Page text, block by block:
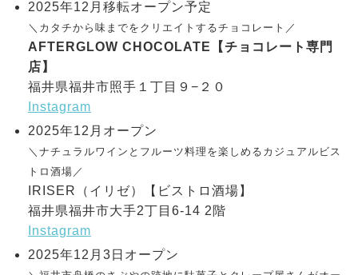
2025年12月移転オープン予定
＼カタチから味までをクリエイトするチョコレート／
AFTERGLOW CHOCOLATE【チョコレート専門
店】
福井県福井市照手１丁目９−２０
Instagram
2025年12月オープン
＼ナチュラルワインとフルーツ料理を楽しめるカジュアルビス
トロ酒場／
IRISER（イリゼ）【ビストロ酒場】
福井県福井市大手2丁目6-14 2階
Instagram
2025年12月3日オープン